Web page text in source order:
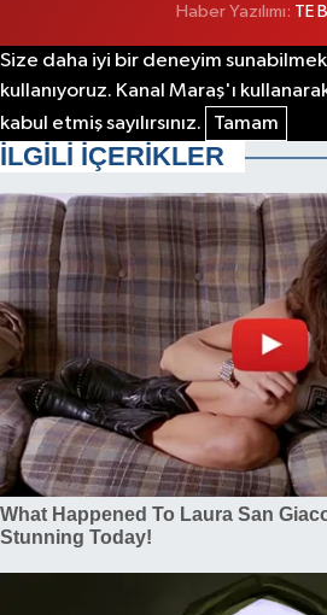
Haber Yazılımı: TE
Size daha iyi bir deneyim
kullanıyoruz. Kanal Maraş'ı
kabul etmiş sayılırsınız.
Tamam